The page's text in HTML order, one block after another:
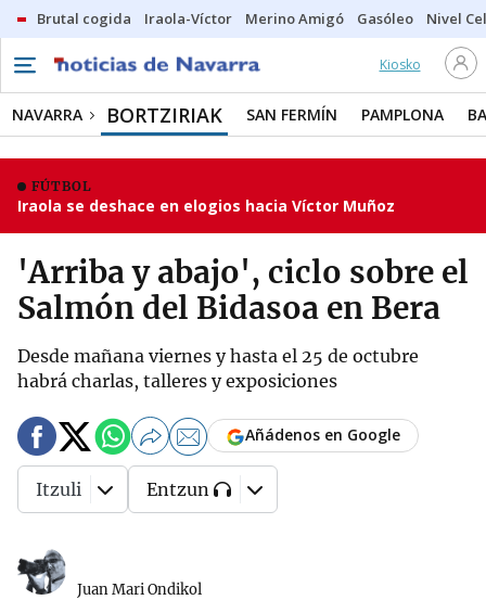
Brutal cogida Iraola-Víctor Merino Amigó Gasóleo Nivel
Kiosko
NAVARRA BORTZIRIAK SAN FERMÍN PAMPLONA
FÚTBOL
Iraola se deshace en elogios hacia Víctor Muñoz
'Arriba y abajo', ciclo sobre el
Salmón del Bidasoa en Bera
Desde mañana viernes y hasta el 25 de octubre
habrá charlas, talleres y exposiciones
Juan Mari Ondikol
Añádenos en Google
Itzuli Entzun